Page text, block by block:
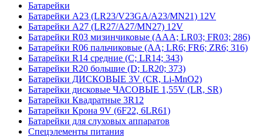
Батарейки
Батарейки A23 (LR23/V23GA/A23/MN21) 12V
Батарейки A27 (LR27/A27/MN27) 12V
Батарейки R03 мизинчиковые (AAA; LR03; FR03; 286)
Батарейки R06 пальчиковые (AA; LR6; FR6; ZR6; 316)
Батарейки R14 средние (C; LR14; 343)
Батарейки R20 большие (D; LR20; 373)
Батарейки ДИСКОВЫЕ 3V (CR, Li-MnO2)
Батарейки дисковые ЧАСОВЫЕ 1,55V (LR, SR)
Батарейки Квадратные 3R12
Батарейки Крона 9V (6F22, 6LR61)
Батарейки для слуховых аппаратов
Спецэлементы питания